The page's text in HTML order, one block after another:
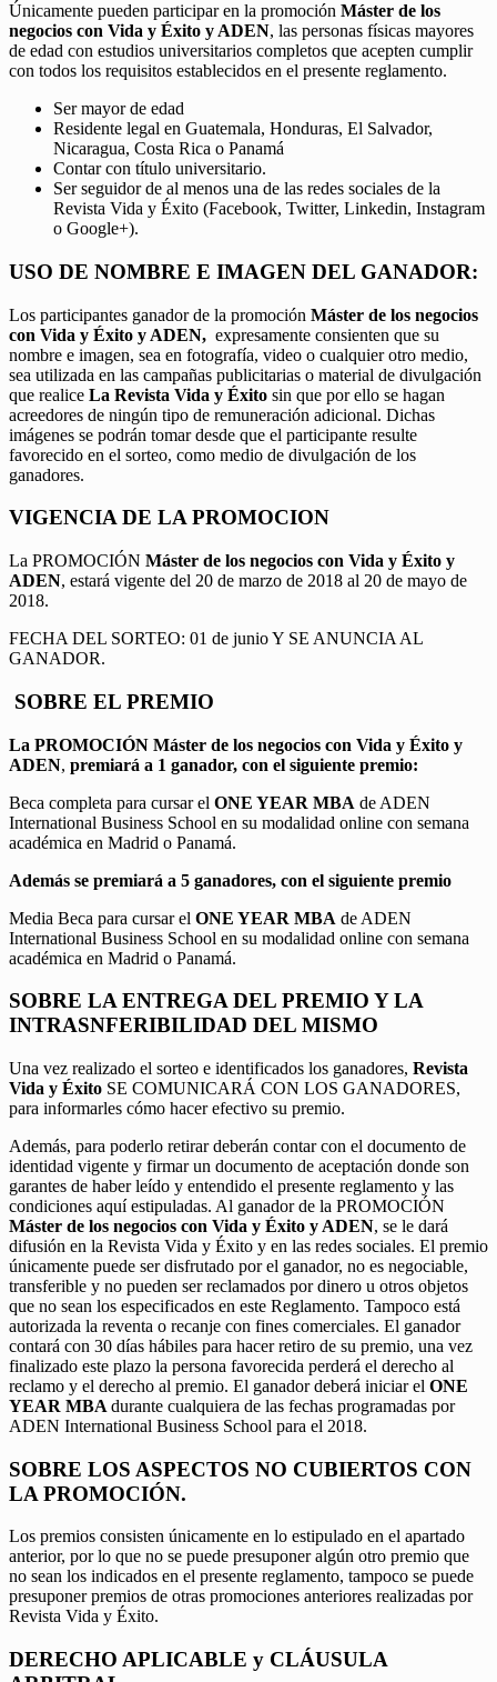
Únicamente pueden participar en la promoción Máster de los
negocios con Vida y Éxito y ADEN, las personas físicas mayores
de edad con estudios universitarios completos que acepten cumplir
con todos los requisitos establecidos en el presente reglamento.
Ser mayor de edad
Residente legal en Guatemala, Honduras, El Salvador,
Nicaragua, Costa Rica o Panamá
Contar con título universitario.
Ser seguidor de al menos una de las redes sociales de la
Revista Vida y Éxito (Facebook, Twitter, Linkedin, Instagram
o Google+).
USO DE NOMBRE E IMAGEN DEL GANADOR:
Los participantes ganador de la promoción Máster de los negocios
con Vida y Éxito y ADEN, expresamente consienten que su
nombre e imagen, sea en fotografía, video o cualquier otro medio,
sea utilizada en las campañas publicitarias o material de divulgación
que realice La Revista Vida y Éxito sin que por ello se hagan
acreedores de ningún tipo de remuneración adicional. Dichas
imágenes se podrán tomar desde que el participante resulte
favorecido en el sorteo, como medio de divulgación de los
ganadores.
VIGENCIA DE LA PROMOCION
La PROMOCIÓN Máster de los negocios con Vida y Éxito y
ADEN, estará vigente del 20 de marzo de 2018 al 20 de mayo de
2018.
FECHA DEL SORTEO: 01 de junio Y SE ANUNCIA AL
GANADOR.
SOBRE EL PREMIO
La PROMOCIÓN Máster de los negocios con Vida y Éxito y
ADEN, premiará a 1 ganador, con el siguiente premio:
Beca completa para cursar el ONE YEAR MBA de ADEN
International Business School en su modalidad online con semana
académica en Madrid o Panamá.
Además se premiará a 5 ganadores, con el siguiente premio
Media Beca para cursar el ONE YEAR MBA de ADEN
International Business School en su modalidad online con semana
académica en Madrid o Panamá.
SOBRE LA ENTREGA DEL PREMIO Y LA
INTRASNFERIBILIDAD DEL MISMO
Una vez realizado el sorteo e identificados los ganadores, Revista
Vida y Éxito SE COMUNICARÁ CON LOS GANADORES,
para informarles cómo hacer efectivo su premio.
Además, para poderlo retirar deberán contar con el documento de
identidad vigente y firmar un documento de aceptación donde son
garantes de haber leído y entendido el presente reglamento y las
condiciones aquí estipuladas. Al ganador de la PROMOCIÓN
Máster de los negocios con Vida y Éxito y ADEN, se le dará
difusión en la Revista Vida y Éxito y en las redes sociales. El premio
únicamente puede ser disfrutado por el ganador, no es negociable,
transferible y no pueden ser reclamados por dinero u otros objetos
que no sean los especificados en este Reglamento. Tampoco está
autorizada la reventa o recanje con fines comerciales. El ganador
contará con 30 días hábiles para hacer retiro de su premio, una vez
finalizado este plazo la persona favorecida perderá el derecho al
reclamo y el derecho al premio. El ganador deberá iniciar el ONE
YEAR MBA durante cualquiera de las fechas programadas por
ADEN International Business School para el 2018.
SOBRE LOS ASPECTOS NO CUBIERTOS CON
LA PROMOCIÓN.
Los premios consisten únicamente en lo estipulado en el apartado
anterior, por lo que no se puede presuponer algún otro premio que
no sean los indicados en el presente reglamento, tampoco se puede
presuponer premios de otras promociones anteriores realizadas por
Revista Vida y Éxito.
DERECHO APLICABLE y CLÁUSULA